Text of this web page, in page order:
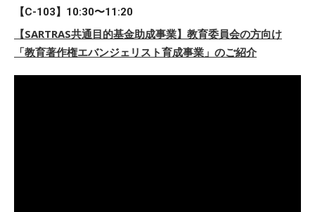
【C-103】10:30〜11:20
【SARTRAS共通目的基金助成事業】教育委員会の方向け
「教育著作権エバンジェリスト育成事業」のご紹介